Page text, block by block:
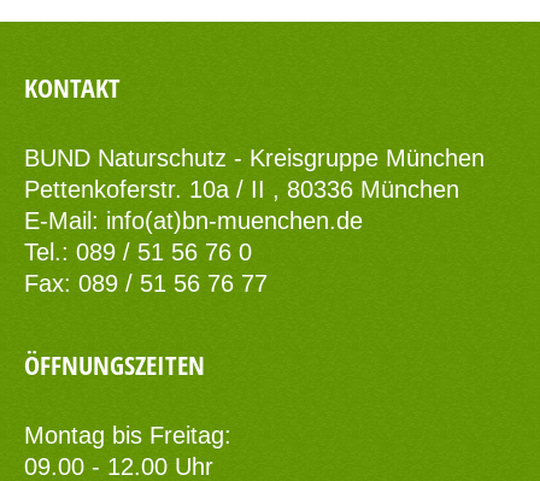
KONTAKT
BUND Naturschutz - Kreisgruppe München
Pettenkoferstr. 10a / II , 80336 München
E-Mail: info(at)bn-muenchen.de
Tel.: 089 / 51 56 76 0
Fax: 089 / 51 56 76 77
ÖFFNUNGSZEITEN
Montag bis Freitag:
09.00 - 12.00 Uhr